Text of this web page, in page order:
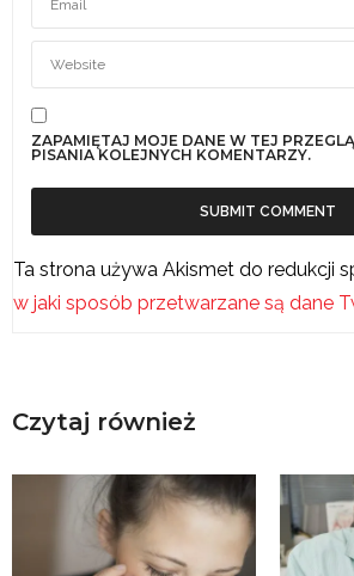
ZAPAMIĘTAJ MOJE DANE W TEJ
PISANIA KOLEJNYCH KOMENTARZY.
Ta strona używa Akismet do redukcji
w jaki sposób przetwarzane są dane
Czytaj również